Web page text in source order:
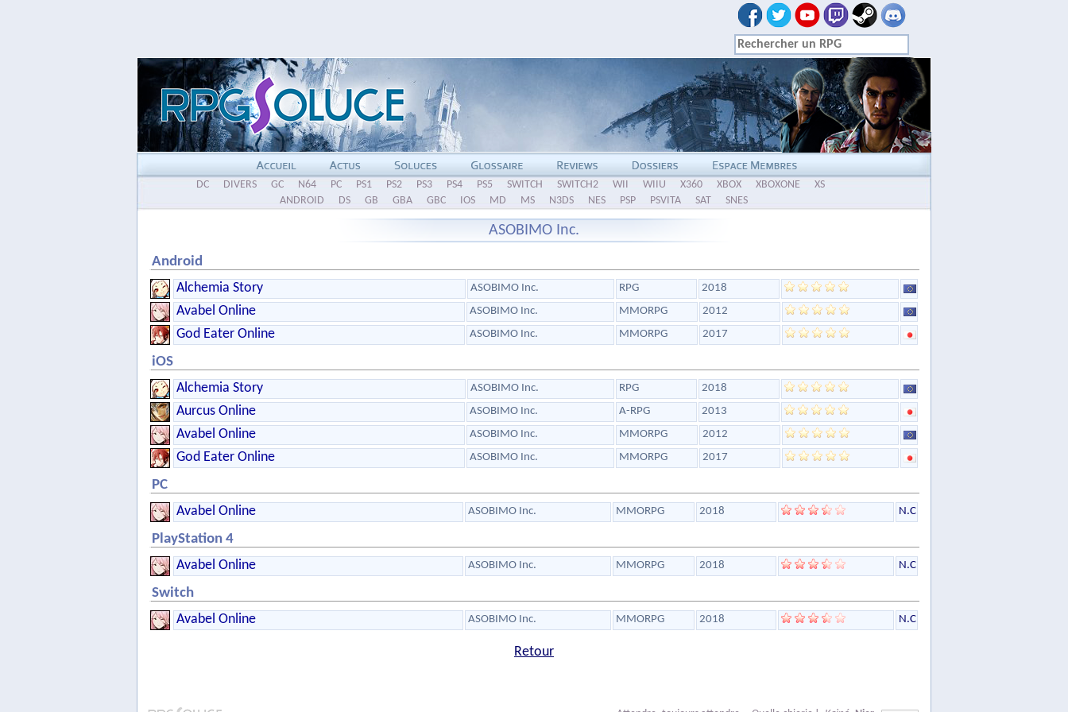
DC DIVERS GC N64 PC PS1 PS2 PS3 PS4 PS5 SWITCH SWITCH2 WII WIIU X360 XBOX XBOXONE
XS
ANDROID
DS GB GBA GBC IOS MD MS N3DS NES PSP PSVITA SAT SNES
ASOBIMO Inc.
Android
Alchemia Story
ASOBIMO Inc. RPG 2018
Avabel Online ASOBIMO Inc. MMORPG 2012
God Eater Online ASOBIMO Inc. MMORPG 2017
iOS
Alchemia Story
ASOBIMO Inc. RPG 2018
Aurcus Online ASOBIMO Inc. A-RPG 2013
Avabel Online ASOBIMO Inc. MMORPG 2012
God Eater Online ASOBIMO Inc. MMORPG 2017
PC
Avabel Online
ASOBIMO Inc. MMORPG 2018 N.C
PlayStation 4
Avabel Online
ASOBIMO Inc. MMORPG 2018 N.C
Switch
Avabel Online
ASOBIMO Inc. MMORPG 2018 N.C
Retour